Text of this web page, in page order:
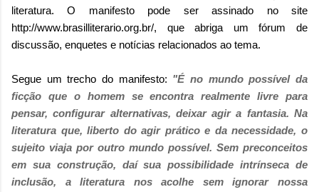
literatura. O manifesto pode ser assinado no site
http://www.brasilliterario.org.br/, que abriga um fórum de
discussão, enquetes e notícias relacionados ao tema.
Segue um trecho do manifesto: "É no mundo possível da
ficção que o homem se encontra realmente livre para
pensar, configurar alternativas, deixar agir a fantasia. Na
literatura que, liberto do agir prático e da necessidade, o
sujeito viaja por outro mundo possível. Sem preconceitos
em sua construção, daí sua possibilidade intrínseca de
inclusão, a literatura nos acolhe sem ignorar nossa